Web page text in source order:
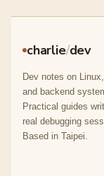
charlie/dev
Dev notes on
and backend
Practical guides
real debugging
Based in Taipei.